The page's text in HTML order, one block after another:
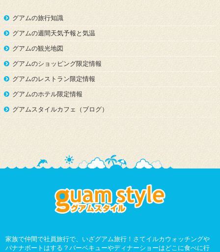
グアムの旅行知識
グアムの週間天気予報と気温
グアムの観光地図
グアムのショッピング限定情報
グアムのレストラン限定情報
グアムのホテル限定情報
グアムスタイルカフェ（ブログ）
家族で仲間で社員旅行で、いざグアム旅行！さてイルカウォッチングや
バナナボートはする？バーベキューやディナーショーはどこに食べに行